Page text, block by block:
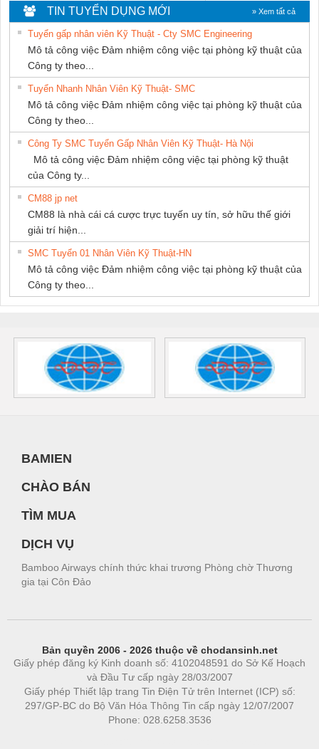
THIÊN ÂN VIỆT
NAM
CÁP ĐIỆN
THƯỢNG ĐÌNH
TIN TUYỂN DỤNG MỚI » Xem tất cả
Tuyển gấp nhân viên Kỹ Thuật - Cty SMC Engineering
Mô tả công việc Đảm nhiệm công việc tại phòng kỹ thuật của
Công ty theo...
Tuyển Nhanh Nhân Viên Kỹ Thuật- SMC
Mô tả công việc Đảm nhiệm công việc tại phòng kỹ thuật của
Công ty theo...
Công Ty SMC Tuyển Gấp Nhân Viên Kỹ Thuật- Hà Nội
Mô tả công việc Đảm nhiệm công việc tại phòng kỹ thuật
của Công ty...
CM88 jp net
CM88 là nhà cái cá cược trực tuyến uy tín, sở hữu thế giới
giải trí hiện...
SMC Tuyển 01 Nhân Viên Kỹ Thuật-HN
Mô tả công việc Đảm nhiệm công việc tại phòng kỹ thuật của
Công ty theo...
BAMIEN
CHÀO BÁN
TÌM MUA
DỊCH VỤ
Bamboo Airways chính thức khai trương Phòng chờ Thương
gia tại Côn Đảo
Bản quyền 2006 - 2026 thuộc về chodansinh.net
Giấy phép đăng ký Kinh doanh số: 4102048591 do Sở Kế Hoạch
và Đầu Tư cấp ngày 28/03/2007
Giấy phép Thiết lập trang Tin Điện Tử trên Internet (ICP) số:
297/GP-BC do Bộ Văn Hóa Thông Tin cấp ngày 12/07/2007
Phone: 028.6258.3536